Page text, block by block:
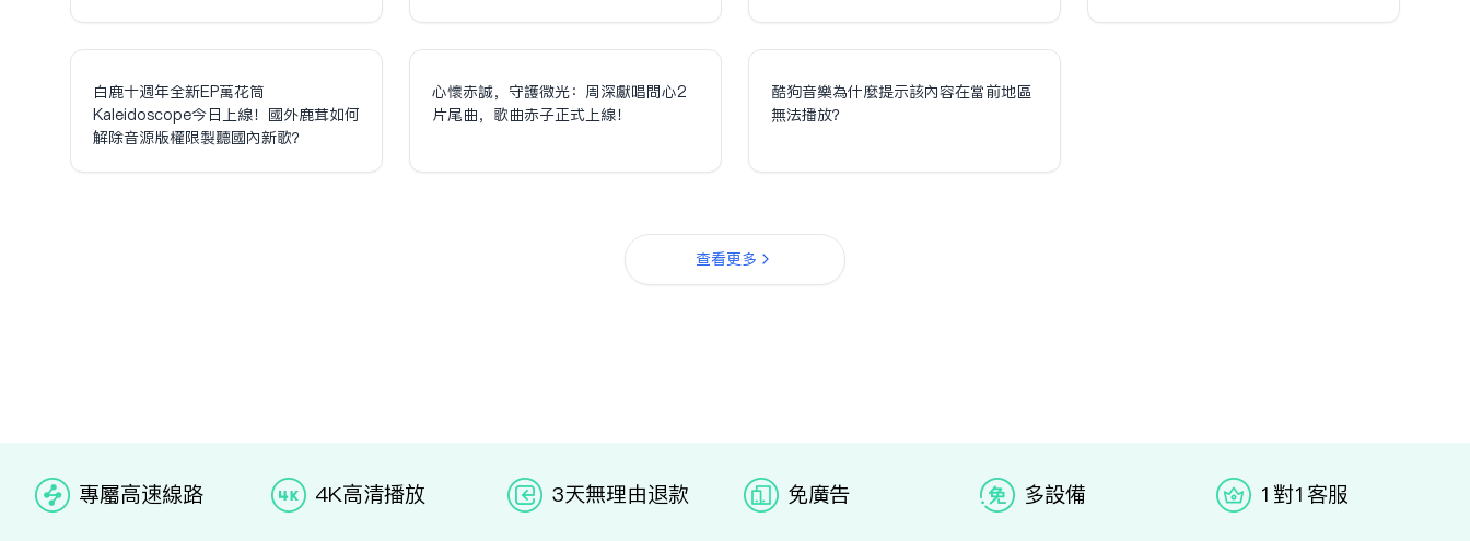
白鹿十週年全新EP萬花筒
Kaleidoscope今日上線！國外鹿茸如何
解除音源版權限制聽國內新歌？
心懷赤誠，守護微光：周深獻唱問心2
片尾曲，歌曲赤子正式上線！
酷狗音樂為什麼提示該內容在當前地區
無法播放？
查看更多
专属高速线路 4K高清播放 3天无理由退款 免广告 多设备 1对1客服